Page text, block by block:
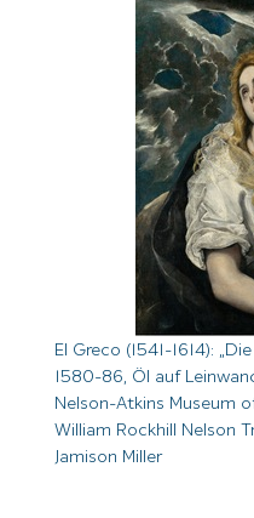
El Greco (1541-1614):
1580-86, Öl auf
Nelson-Atkins Museum
William Rockhill Nelson
Jamison Miller